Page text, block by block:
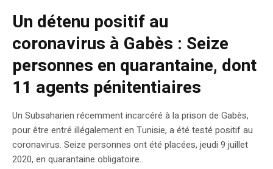
Un détenu positif au
coronavirus à Gabès : Seize
personnes en quarantaine, dont
11 agents pénitentiaires
Un Subsaharien récemment incarcéré à la prison de Gabès,
pour être entré illégalement en Tunisie, a été testé positif au
coronavirus. Seize personnes ont été placées, jeudi 9 juillet
2020, en quarantaine obligatoire..